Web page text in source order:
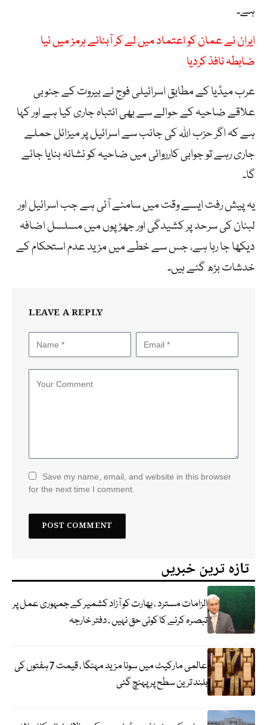
ہے۔
ایران نے عمان کو اعتماد میں لے کر آبنائے ہرمز میں نیا
ضابطہ نافذ کردیا
عرب میڈیا کے مطابق اسرائیلی فوج نے بیروت کے جنوبی
علاقے ضاحیہ کے حوالے سے بھی انتباہ جاری کیا ہے اور کہا
ہے کہ اگر حزب اللہ کی جانب سے اسرائیل پر میزائل حملے
جاری رہے تو جوابی کارروائی میں ضاحیہ کو نشانہ بنایا جائے
گا۔
یہ پیش رفت ایسے وقت میں سامنے آئی ہے جب اسرائیل اور
لبنان کی سرحد پر کشیدگی اور جھڑپوں میں مسلسل اضافہ
دیکھا جا رہا ہے، جس سے خطے میں مزید عدم استحکام کے
خدشات بڑھ گئے ہیں۔
LEAVE A REPLY
Save my name, email, and website in this browser
for the next time I comment.
تازہ ترین خبریں
الزامات مسترد ، بھارت کو آزاد کشمیر کے جمہوری عمل پر
تبصرہ کرنے کا کوئی حق نہیں ، دفتر خارجہ
عالمی مارکیٹ میں سونا مزید مہنگا ، قیمت 7 ہفتوں کی
بلند ترین سطح پر پہنچ گئی